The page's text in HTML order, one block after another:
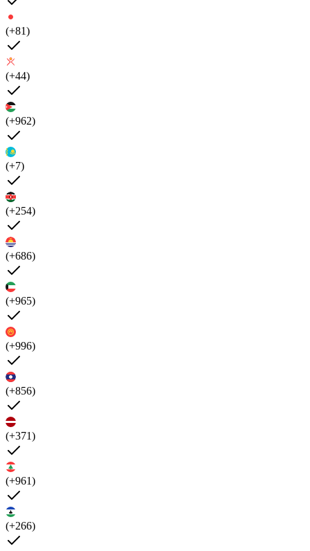
(+81)
(+44)
(+962)
(+7)
(+254)
(+686)
(+965)
(+996)
(+856)
(+371)
(+961)
(+266)